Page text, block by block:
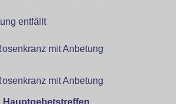
entfällt
osenkranz mit Anbetung
osenkranz mit Anbetung
Hauptgebetstreffen